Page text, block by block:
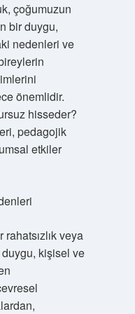
çoğumuzun
bir duygu,
nedenleri ve
önemlidir.
hisseder?
pedagojik
etkiler
veya
kişisel ve